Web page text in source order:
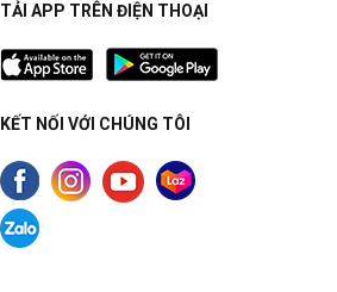
TẢI APP TRÊN ĐIỆN THOẠI
KẾT NỐI VỚI CHÚNG TÔI